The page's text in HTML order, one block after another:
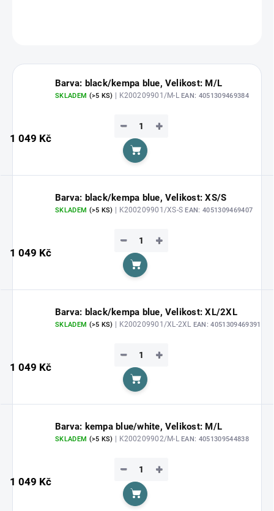
Barva: black/kempa blue, Velikost: M/L
SKLADEM (>5 KS) | K200209901/M-LEAN: 4051309469384
1 049 Kč
+
−
Do košíku
Barva: black/kempa blue, Velikost: XS/S
SKLADEM (>5 KS) | K200209901/XS-SEAN: 4051309469407
1 049 Kč
+
−
Do košíku
Barva: black/kempa blue, Velikost: XL/2XL
SKLADEM (>5 KS) | K200209901/XL-2XL EAN: 4051309469391
1 049 Kč
+
−
Do košíku
Barva: kempa blue/white, Velikost: M/L
SKLADEM (>5 KS) | K200209902/M-LEAN: 4051309544838
1 049 Kč
+
−
Do košíku